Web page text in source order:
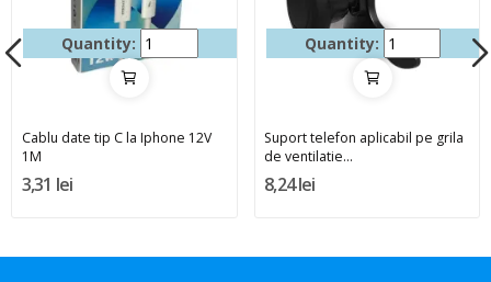
Quantity:
Cablu date tip C la Iphone 12V
1M
3,31 lei
Quantity:
Suport telefon aplicabil pe grila
de ventilatie...
8,24 lei